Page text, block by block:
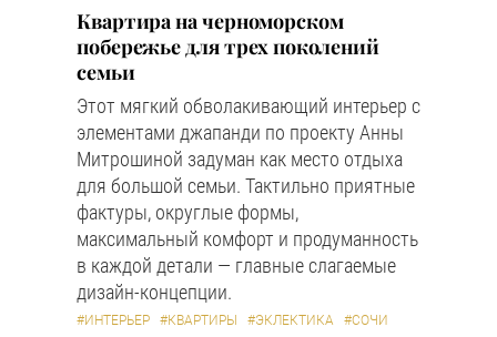
Квартира на черноморском
побережье для трех поколений
семьи
Этот мягкий обволакивающий интерьер с
элементами джапанди по проекту Анны
Митрошиной задуман как место отдыха
для большой семьи. Тактильно приятные
фактуры, округлые формы,
максимальный комфорт и продуманность
в каждой детали — главные слагаемые
дизайн-концепции.
#ИНТЕРЬЕР #КВАРТИРЫ #ЭКЛЕКТИКА #СОЧИ